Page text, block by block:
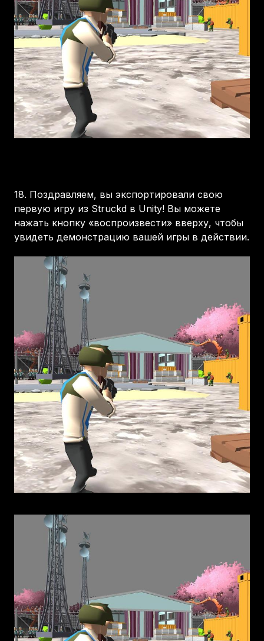
18. Поздравляем, вы экспортировали свою
первую игру из Struckd в Unity! Вы можете
нажать кнопку «воспроизвести» вверху, чтобы
увидеть демонстрацию вашей игры в действии.